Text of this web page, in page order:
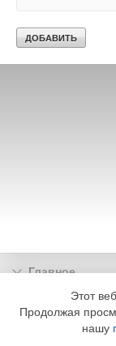
Главное
Подписка
Информация
Этот
Продолжая
нашу